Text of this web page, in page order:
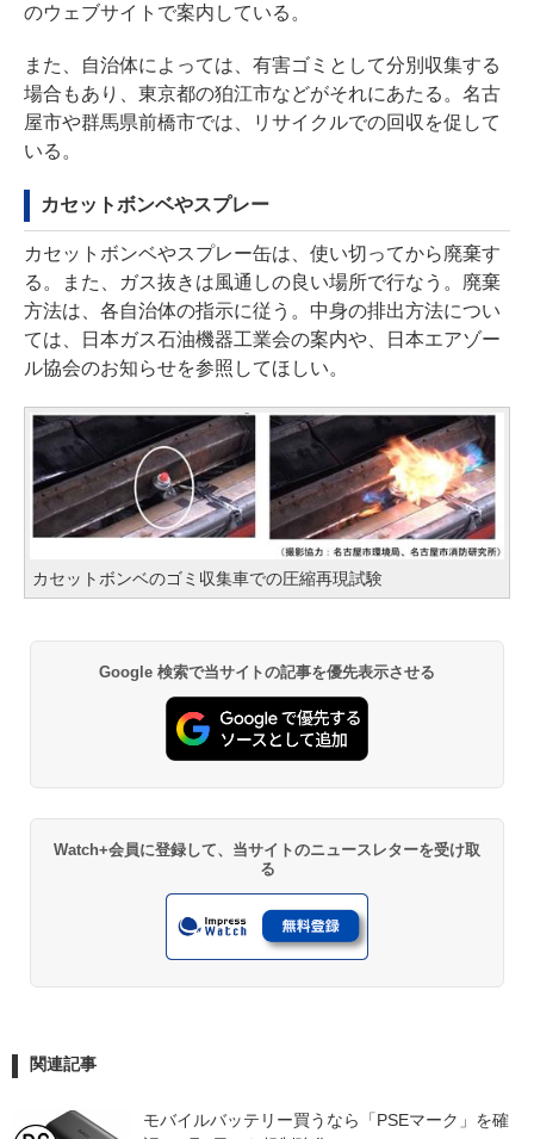
のウェブサイトで案内している 。
また、自治体によっては、有害ゴミとして分別収集する
場合もあり、東京都の狛江市などがそれにあたる。名古
屋市や群馬県前橋市では、リサイクルでの回収を促して
いる。
カセットボンベやスプレー
カセットボンベやスプレー缶は、使い切ってから廃棄す
る。また、ガス抜きは風通しの良い場所で行なう。廃棄
方法は、各自治体の指示に従う。中身の排出方法につい
ては、日本ガス石油機器工業会の案内や、
日本エアゾー
ル協会のお知らせを参照してほしい。
カセットボンベのゴミ収集車での圧縮再現試験
Google 検索で当サイトの記事を優先表示させる
Watch+会員に登録して、当サイトのニュースレターを受け取
る
関連記事
モバイルバッテリー買うなら「PSEマーク」を確